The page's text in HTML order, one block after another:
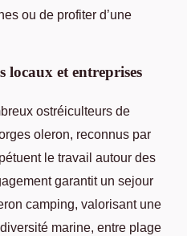
ou de profiter d’une
locaux et entreprises
ostréiculteurs de
oleron, reconnus par
le travail autour des
garantit un sejour
camping, valorisant une
marine, entre plage